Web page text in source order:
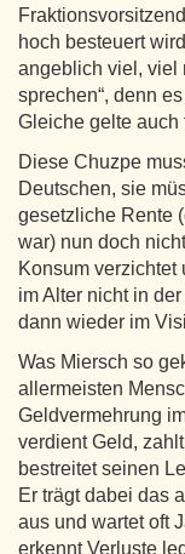
hoch besteuert
angeblich viel, viel
sprechen“, denn
Gleiche gelte auch
Diese Chuzpe
Deutschen, sie
gesetzliche Rente
war) nun doch
Konsum
im Alter nicht in
dann wieder im
Was Miersch so
allermeisten
Geldvermehrung
verdient Geld,
bestreitet seinen
Er trägt dabei das
aus und wartet oft
erkennt Verluste